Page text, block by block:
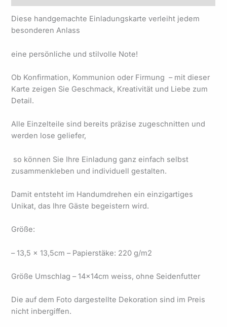
Diese handgemachte Einladungskarte verleiht jedem
besonderen Anlass
eine persönliche und stilvolle Note!
Ob Konfirmation, Kommunion oder Firmung – mit dieser
Karte zeigen Sie Geschmack, Kreativität und Liebe zum
Detail.
Alle Einzelteile sind bereits präzise zugeschnitten und
werden lose geliefer,
so können Sie Ihre Einladung ganz einfach selbst
zusammenkleben und individuell gestalten.
Damit entsteht im Handumdrehen ein einzigartiges
Unikat, das Ihre Gäste begeistern wird.
Größe:
– 13,5 x 13,5cm – Papierstäke: 220 g/m2
Größe Umschlag – 14x14cm weiss, ohne Seidenfutter
Die auf dem Foto dargestellte Dekoration sind im Preis
nicht inbergiffen.